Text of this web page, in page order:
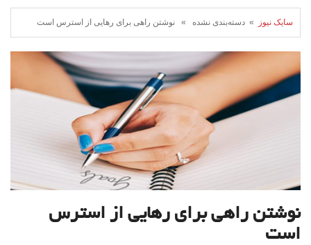
سایک نیوز » دسته‌بندی نشده » نوشتن راهی برای رهایی از استرس است
نوشتن راهی برای رهایی از استرس
است